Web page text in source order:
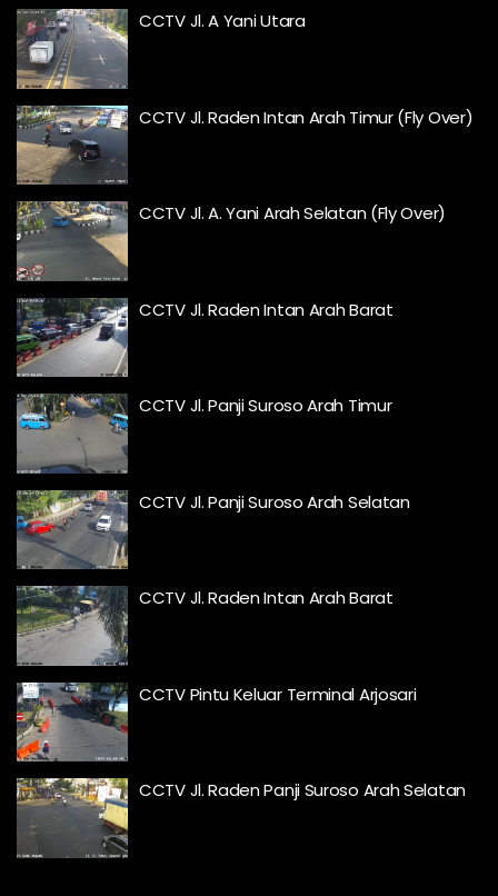
CCTV Jl. A Yani Utara
CCTV Jl. Raden Intan Arah Timur (Fly Over)
CCTV Jl. A. Yani Arah Selatan (Fly Over)
CCTV Jl. Raden Intan Arah Barat
CCTV Jl. Panji Suroso Arah Timur
CCTV Jl. Panji Suroso Arah Selatan
CCTV Jl. Raden Intan Arah Barat
CCTV Pintu Keluar Terminal Arjosari
CCTV Jl. Raden Panji Suroso Arah Selatan